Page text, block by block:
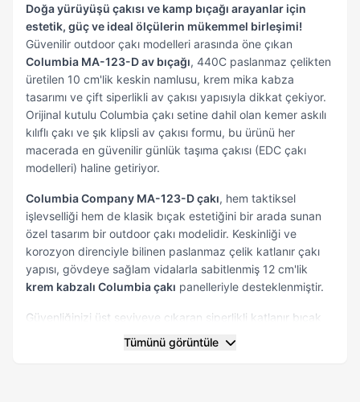
Doğa yürüyüşü çakısı ve kamp bıçağı arayanlar için
estetik, güç ve ideal ölçülerin mükemmel birleşimi!
Güvenilir outdoor çakı modelleri arasında öne çıkan
Columbia MA-123-D av bıçağı, 440C paslanmaz çelikten
üretilen 10 cm'lik keskin namlusu, krem mika kabza
tasarımı ve çift siperlikli av çakısı yapısıyla dikkat çekiyor.
Orijinal kutulu Columbia çakı setine dahil olan kemer askılı
kılıflı çakı ve şık klipsli av çakısı formu, bu ürünü her
macerada en güvenilir günlük taşıma çakısı (EDC çakı
modelleri) haline getiriyor.
Columbia Company MA-123-D çakı, hem taktiksel
işlevselliği hem de klasik bıçak estetiğini bir arada sunan
özel tasarım bir outdoor çakı modelidir. Keskinliği ve
korozyon direnciyle bilinen paslanmaz çelik katlanır çakı
yapısı, gövdeye sağlam vidalarla sabitlenmiş 12 cm'lik
krem kabzalı Columbia çakı panelleriyle desteklenmiştir.
Güvenliğinizi üst seviyeye çıkaran siperlikli katlanır bıçak
tasarımı, namlu kökündeki çift taraflı geniş koruyucu
tırnaklar sayesinde zorlu güç kullanımlarında elinizin
Tümünü görüntüle